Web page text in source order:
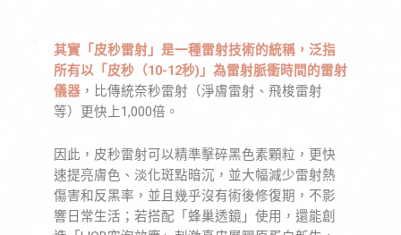
其實「皮秒雷射」是一種雷射技術的統稱，泛指
所有以「皮秒（10-12秒)」為雷射脈衝時間的雷射
儀器 ，比傳統奈秒雷射（淨膚雷射、飛梭雷射
等）更快上1,000倍。
因此，皮秒雷射可以精準擊碎黑色素顆粒，更快
速提亮膚色、淡化斑點暗沉，並大幅減少雷射熱
傷害和反黑率，並且幾乎沒有術後修復期，不影
響日常生活；若搭配「蜂巢透鏡」使用，還能創